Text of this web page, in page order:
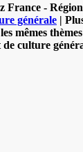
France -
générale |
mêmes
culture